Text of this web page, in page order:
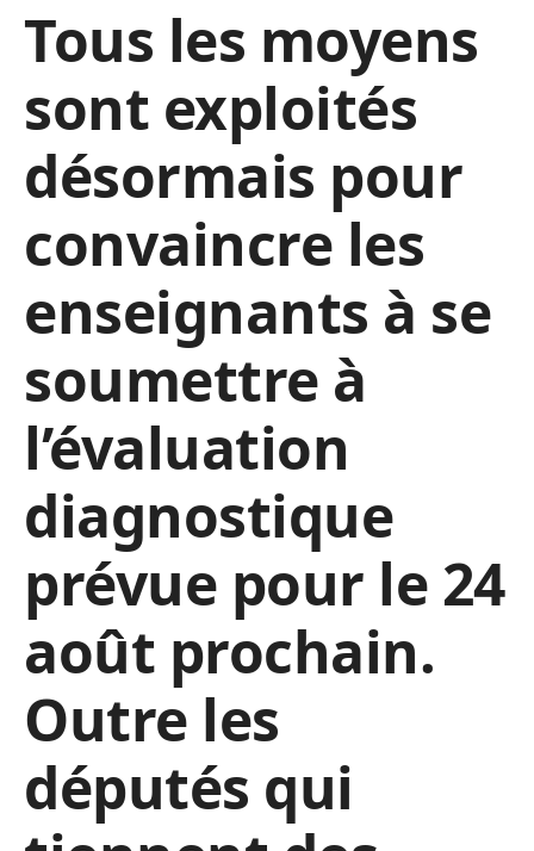
Tous les moyens
sont exploités
désormais pour
convaincre les
enseignants à se
soumettre à
l’évaluation
diagnostique
prévue pour le 24
août prochain.
Outre les
députés qui